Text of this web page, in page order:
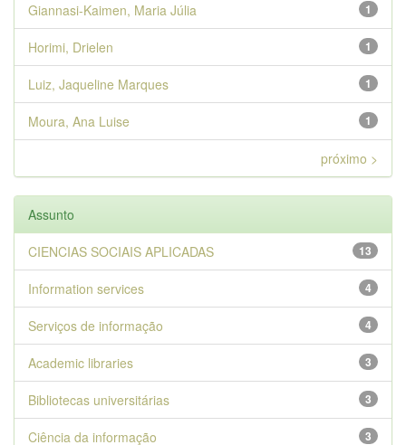
1
Giannasi-Kaimen, Maria Júlia
1
Horimi, Drielen
1
Luiz, Jaqueline Marques
1
Moura, Ana Luise
próximo >
Assunto
13
CIENCIAS SOCIAIS APLICADAS
4
Information services
4
Serviços de informação
3
Academic libraries
3
Bibliotecas universitárias
3
Ciência da informação